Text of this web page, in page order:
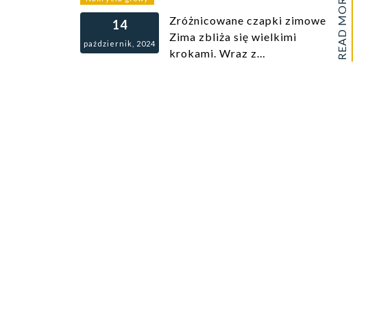
14
październik, 2024
Zróżnicowane czapki zimowe
Zima zbliża się wielkimi
krokami. Wraz z…
READ MORE